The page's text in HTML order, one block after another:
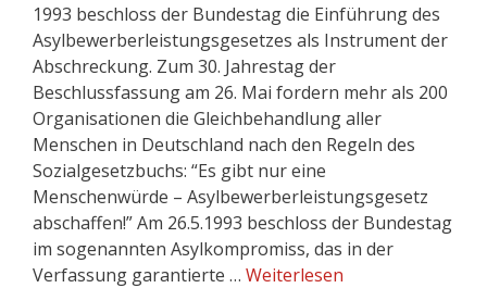
1993 beschloss der Bundestag die Einführung des
Asylbewerberleistungsgesetzes als Instrument der
Abschreckung. Zum 30. Jahrestag der
Beschlussfassung am 26. Mai fordern mehr als 200
Organisationen die Gleichbehandlung aller
Menschen in Deutschland nach den Regeln des
Sozialgesetzbuchs: “Es gibt nur eine
Menschenwürde – Asylbewerberleistungsgesetz
abschaffen!” Am 26.5.1993 beschloss der Bundestag
im sogenannten Asylkompromiss, das in der
Verfassung garantierte … Weiterlesen